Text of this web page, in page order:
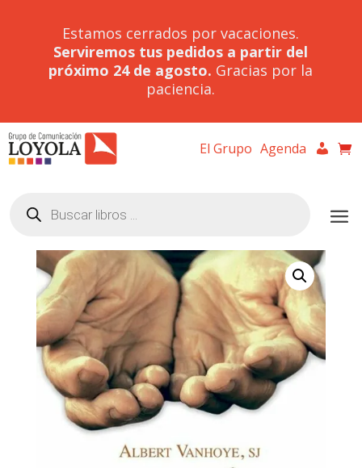
Estamos cerrados por vacaciones.
Serviremos tus pedidos a partir del
próximo 24 de agosto. Gracias por la
paciencia.
El Grupo Agenda
productos